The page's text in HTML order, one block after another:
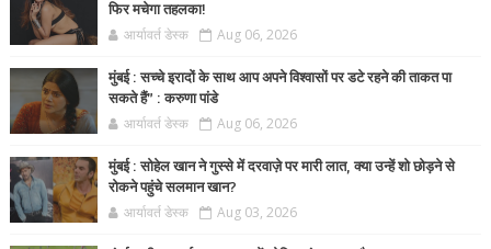
फिर मचेगा तहलका!
आर्यावर्त डेस्क Aug 06, 2026
मुंबई : सच्चे इरादों के साथ आप अपने विश्वासों पर डटे रहने की ताकत पा
सकते हैं” : करुणा पांडे
आर्यावर्त डेस्क Aug 06, 2026
मुंबई : सोहेल खान ने गुस्से में दरवाज़े पर मारी लात, क्या उन्हें शो छोड़ने से
रोकने पहुंचे सलमान खान?
आर्यावर्त डेस्क Aug 03, 2026